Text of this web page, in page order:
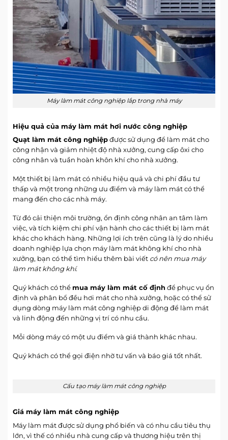
Máy làm mát công nghiệp lắp trong nhà máy
Hiệu quả của máy làm mát hơi nước công nghiệp
Quạt làm mát công nghiệpđược sử dụng để làm mát cho
công nhận và giảm nhiệt độ nhà xưởng, cung cấp ôxi cho
công nhân và tuần hoàn khôn khí cho nhà xưởng.
Một thiết bị làm mát có nhiều hiệu quả và chi phí đầu tư
thấp và một trong những ưu điểm và máy làm mát có thể
mang đến cho các nhà máy.
Từ đó cải thiện môi trường, ổn định công nhân an tâm làm
việc, và tích kiệm chi phí vận hành cho các thiết bị làm mát
khác cho khách hàng. Những lợi ích trên cũng là lý do nhiều
doanh nghiệp lựa chọn máy làm mát không khí cho nhà
xưởng, bạn có thể tìm hiểu thêm bài viết có nên mua máy
làm mát không khí.
Quý khách có thể mua máy làm mát cố địnhđể phục vụ ổn
định và phân bổ đều hơi mát cho nhà xưởng, hoặc có thể sử
dụng dòng máy làm mát công nghiệp di động để làm mát
và linh động đến những vị trí có nhu cầu.
Mỗi dòng máy có một ưu điểm và giá thành khác nhau.
Quý khách có thể gọi điện nhờ tư vấn và báo giá tốt nhất.
Cấu tạo máy làm mát công nghiệp
Giá máy làm mát công nghiệp
Máy làm mát được sử dụng phổ biến và có nhu cầu tiêu thụ
lớn, vì thế có nhiều nhà cung cấp và thương hiệu trên thị